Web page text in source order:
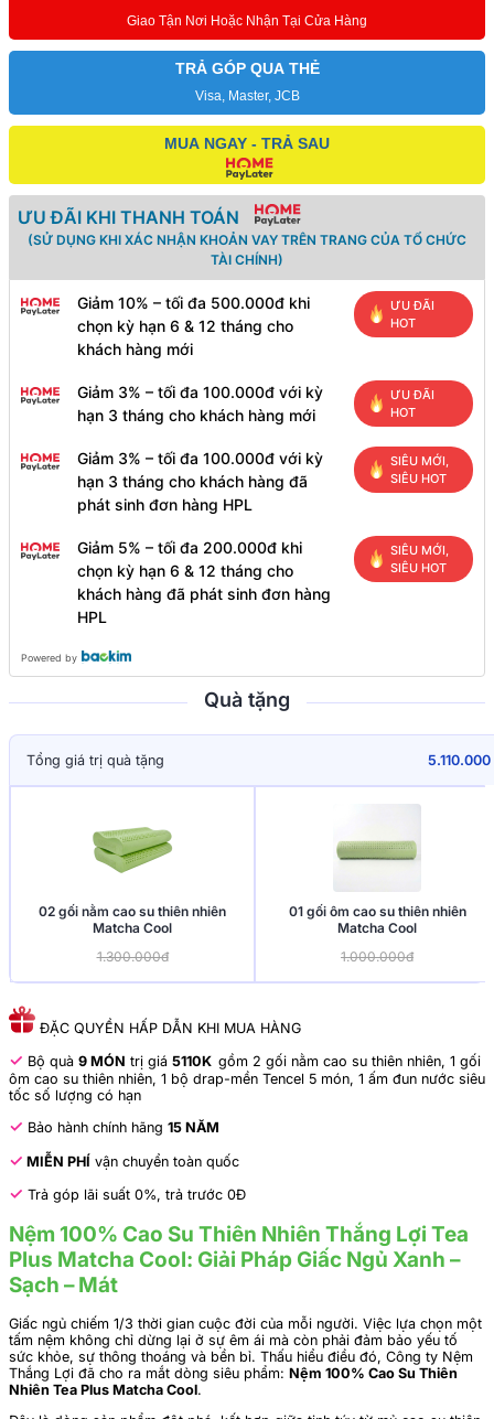
Giao Tận Nơi Hoặc Nhận Tại Cửa Hàng
TRẢ GÓP QUA THẺ
Visa, Master, JCB
MUA NGAY - TRẢ SAU
ƯU ĐÃI KHI THANH TOÁN
(SỬ DỤNG KHI XÁC NHẬN KHOẢN VAY TRÊN TRANG CỦA TỔ CHỨC
TÀI CHÍNH)
Giảm 10% – tối đa 500.000đ khi
chọn kỳ hạn 6 & 12 tháng cho
khách hàng mới
ƯU ĐÃI
HOT
Giảm 3% – tối đa 100.000đ với kỳ
hạn 3 tháng cho khách hàng mới
ƯU ĐÃI
HOT
Giảm 3% – tối đa 100.000đ với kỳ
hạn 3 tháng cho khách hàng đã
phát sinh đơn hàng HPL
SIÊU MỚI,
SIÊU HOT
Giảm 5% – tối đa 200.000đ khi
chọn kỳ hạn 6 & 12 tháng cho
khách hàng đã phát sinh đơn hàng
HPL
SIÊU MỚI,
SIÊU HOT
Powered by
Quà tặng
Tổng giá trị quà tặng 5.110.000
02 gối nằm cao su thiên nhiên
Matcha Cool
1.300.000đ
01 gối ôm cao su thiên nhiên
Matcha Cool
1.000.000đ
ĐẶC QUYỀN HẤP DẪN KHI MUA HÀNG
✓ Bộ quà 9 MÓN trị giá 5110K gồm 2 gối nằm cao su thiên nhiên, 1 gối
ôm cao su thiên nhiên, 1 bộ drap-mền Tencel 5 món, 1 ấm đun nước siêu
tốc số lượng có hạn
✓ Bảo hành chính hãng 15 NĂM
✓ MIỄN PHÍ vận chuyển toàn quốc
✓ Trả góp lãi suất 0%, trả trước 0Đ
Nệm 100% Cao Su Thiên Nhiên Thắng Lợi Tea
Plus Matcha Cool: Giải Pháp Giấc Ngủ Xanh –
Sạch – Mát
Giấc ngủ chiếm 1/3 thời gian cuộc đời của mỗi người. Việc lựa chọn một
tấm nệm không chỉ dừng lại ở sự êm ái mà còn phải đảm bảo yếu tố
sức khỏe, sự thông thoáng và bền bỉ. Thấu hiểu điều đó, Công ty Nệm
Thắng Lợi đã cho ra mắt dòng siêu phẩm: Nệm 100% Cao Su Thiên
Nhiên Tea Plus Matcha Cool.